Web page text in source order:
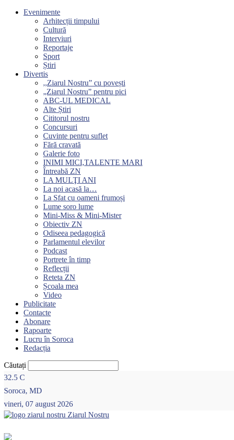
Evenimente
Arhitecții timpului
Cultură
Interviuri
Reportaje
Sport
Știri
Divertis
,,Ziarul Nostru” cu povești
„Ziarul Nostru” pentru pici
ABC-UL MEDICAL
Alte Știri
Cititorul nostru
Concursuri
Cuvinte pentru suflet
Fără cravată
Galerie foto
INIMI MICI,TALENTE MARI
Întreabă ZN
LA MULŢI ANI
La noi acasă la…
La Sfat cu oameni frumoși
Lume soro lume
Mini-Miss & Mini-Mister
Obiectiv ZN
Odiseea pedagogică
Parlamentul elevilor
Podcast
Portrete în timp
Reflecții
Reteta ZN
Școala mea
Video
Publicitate
Contacte
Abonare
Rapoarte
Lucru în Soroca
Redacția
Căutați
32.5 C
Soroca, MD
vineri, 07 august 2026
Ziarul Nostru